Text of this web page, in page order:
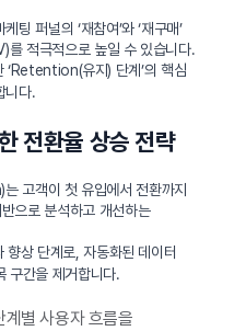
팅 퍼널의 ‘재참여’와 ‘재구매’
를 적극적으로 높일 수 있습니다.
‘Retention(유지) 단계’의 핵심
니다.
전환율 상승 전략
고객이 첫 유입에서 전환까지
으로 분석하고 개선하는
향상 단계로, 자동화된 데이터
구간을 제거합니다.
별 사용자 흐름을